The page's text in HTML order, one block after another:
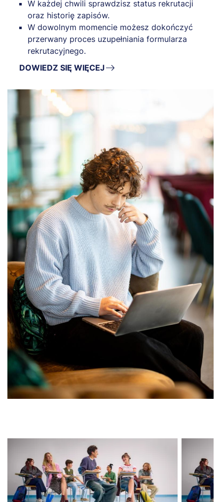
W każdej chwili sprawdzisz status rekrutacji
oraz historię zapisów.
W dowolnym momencie możesz dokończyć
przerwany proces uzupełniania formularza
rekrutacyjnego.
DOWIEDZ SIĘ WIĘCEJ